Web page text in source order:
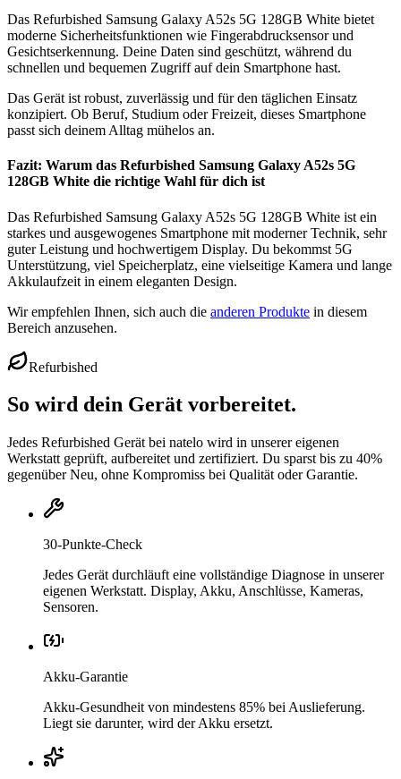
Das Refurbished Samsung Galaxy A52s 5G 128GB White bietet
moderne Sicherheitsfunktionen wie Fingerabdrucksensor und
Gesichtserkennung. Deine Daten sind geschützt, während du
schnellen und bequemen Zugriff auf dein Smartphone hast.
Das Gerät ist robust, zuverlässig und für den täglichen Einsatz
konzipiert. Ob Beruf, Studium oder Freizeit, dieses Smartphone
passt sich deinem Alltag mühelos an.
Fazit: Warum das Refurbished Samsung Galaxy A52s 5G
128GB White die richtige Wahl für dich ist
Das Refurbished Samsung Galaxy A52s 5G 128GB White ist ein
starkes und ausgewogenes Smartphone mit moderner Technik, sehr
guter Leistung und hochwertigem Display. Du bekommst 5G
Unterstützung, viel Speicherplatz, eine vielseitige Kamera und lange
Akkulaufzeit in einem eleganten Design.
Wir empfehlen Ihnen, sich auch die anderen Produkte in diesem
Bereich anzusehen.
Refurbished
So wird dein Gerät vorbereitet.
Jedes Refurbished Gerät bei natelo wird in unserer eigenen
Werkstatt geprüft, aufbereitet und zertifiziert. Du sparst bis zu 40%
gegenüber Neu, ohne Kompromiss bei Qualität oder Garantie.
30-Punkte-Check
Jedes Gerät durchläuft eine vollständige Diagnose in unserer
eigenen Werkstatt. Display, Akku, Anschlüsse, Kameras,
Sensoren.
Akku-Garantie
Akku-Gesundheit von mindestens 85% bei Auslieferung.
Liegt sie darunter, wird der Akku ersetzt.